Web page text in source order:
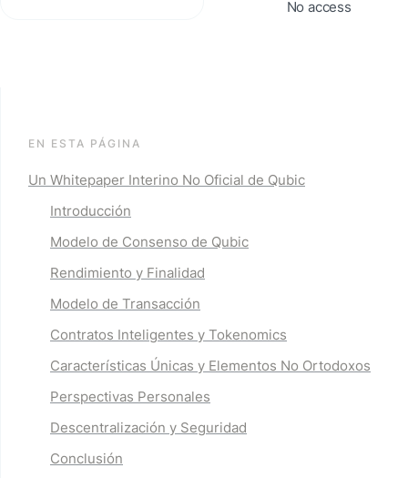
No access
EN ESTA PÁGINA
Un Whitepaper Interino No Oficial de Qubic
Introducción
Modelo de Consenso de Qubic
Rendimiento y Finalidad
Modelo de Transacción
Contratos Inteligentes y Tokenomics
Características Únicas y Elementos No Ortodoxos
Perspectivas Personales
Descentralización y Seguridad
Conclusión